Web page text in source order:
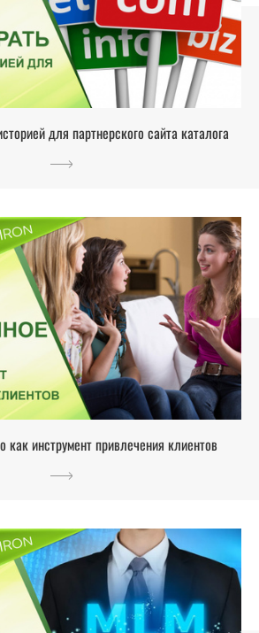
для партнерского сайта каталога
как инструмент привлечения клиентов